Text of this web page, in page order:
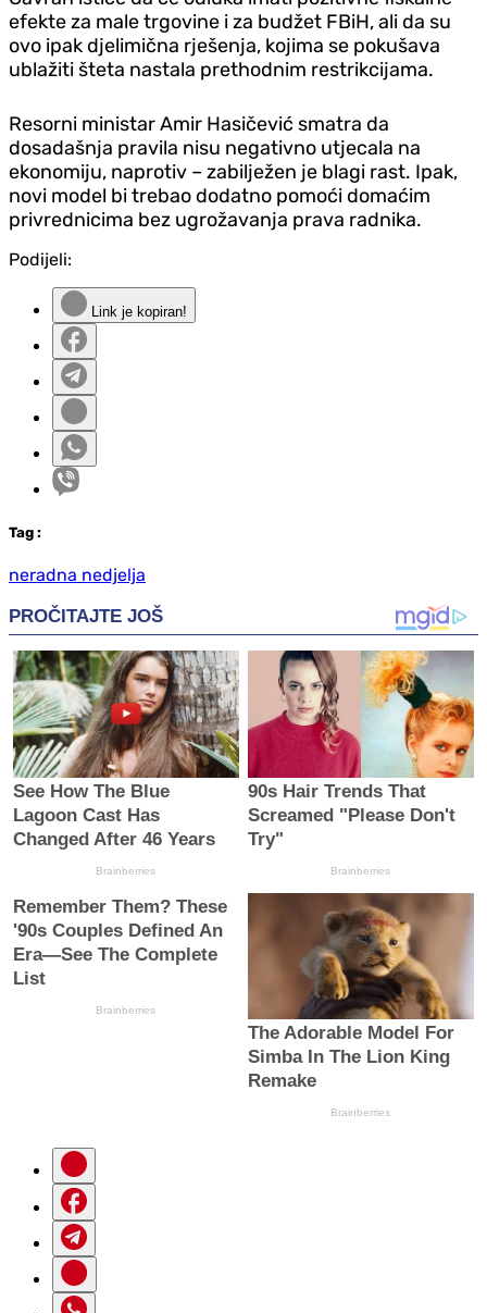
efekte za male trgovine i za budžet FBiH, ali da su
ovo ipak djelimična rješenja, kojima se pokušava
ublažiti šteta nastala prethodnim restrikcijama.
Resorni ministar Amir Hasičević smatra da
dosadašnja pravila nisu negativno utjecala na
ekonomiju, naprotiv – zabilježen je blagi rast. Ipak,
novi model bi trebao dodatno pomoći domaćim
privrednicima bez ugrožavanja prava radnika.
Podijeli:
Link je kopiran!
Tag :
neradna nedjelja